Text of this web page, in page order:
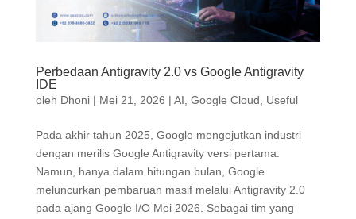
Perbedaan Antigravity 2.0 vs Google Antigravity
IDE
oleh Dhoni| Mei 21, 2026 | AI, Google Cloud, Useful
Pada akhir tahun 2025, Google mengejutkan industri
dengan merilis Google Antigravity versi pertama.
Namun, hanya dalam hitungan bulan, Google
meluncurkan pembaruan masif melalui Antigravity 2.0
pada ajang Google I/O Mei 2026. Sebagai tim yang